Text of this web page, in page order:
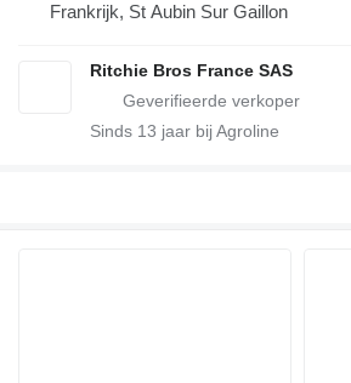
Frankrijk, St Aubin Sur Gaillon
Ritchie Bros France SAS
Sinds 13 jaar bij Agroline